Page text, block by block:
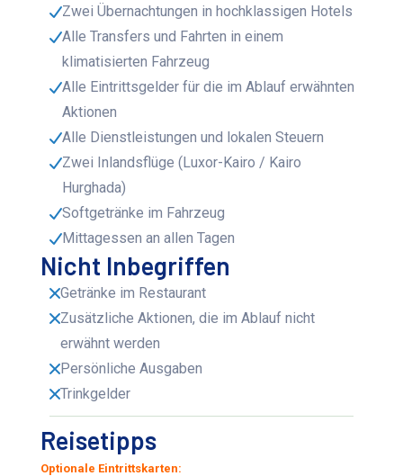
Zwei Übernachtungen in hochklassigen Hotels
Alle Transfers und Fahrten in einem
klimatisierten Fahrzeug
Alle Eintrittsgelder für die im Ablauf erwähnten
Aktionen
Alle Dienstleistungen und lokalen Steuern
Zwei Inlandsflüge (Luxor-Kairo / Kairo
Hurghada)
Softgetränke im Fahrzeug
Mittagessen an allen Tagen
Nicht Inbegriffen
Getränke im Restaurant
Zusätzliche Aktionen, die im Ablauf nicht
erwähnt werden
Persönliche Ausgaben
Trinkgelder
Reisetipps
Optionale Eintrittskarten: